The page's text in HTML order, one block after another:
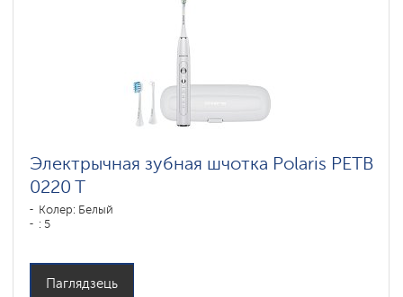
Электрычная зубная шчотка Polaris PETB
0220 T
Колер: Белый
: 5
Паглядзець